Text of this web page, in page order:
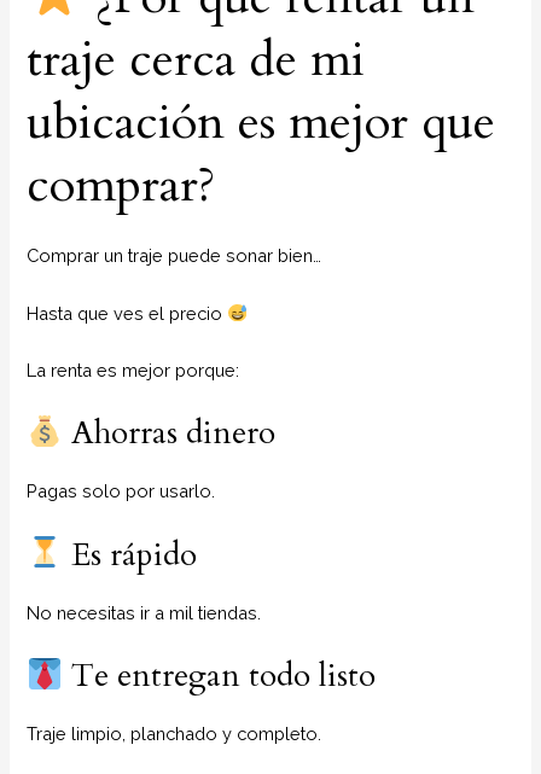
traje cerca de mi
ubicación es mejor que
comprar?
Comprar un traje puede sonar bien…
Hasta que ves el precio
La renta es mejor porque:
Ahorras dinero
Pagas solo por usarlo.
Es rápido
No necesitas ir a mil tiendas.
Te entregan todo listo
Traje limpio, planchado y completo.